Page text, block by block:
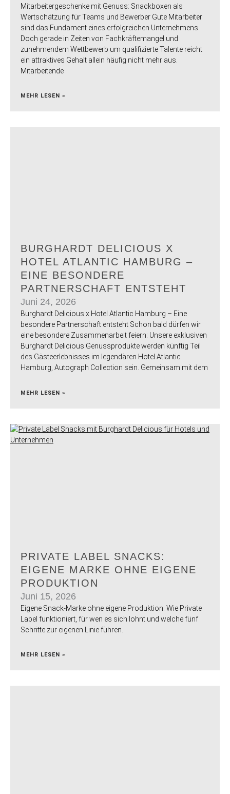
Mitarbeitergeschenke mit Genuss: Snackboxen als
Wertschätzung für Teams und Bewerber Gute Mitarbeiter
sind das Fundament eines erfolgreichen Unternehmens.
Doch gerade in Zeiten von Fachkräftemangel und
zunehmendem Wettbewerb um qualifizierte Talente reicht
ein attraktives Gehalt allein häufig nicht mehr aus.
Mitarbeitende
MEHR LESEN »
BURGHARDT DELICIOUS X
HOTEL ATLANTIC HAMBURG –
EINE BESONDERE
PARTNERSCHAFT ENTSTEHT
Juni 24, 2026
Burghardt Delicious x Hotel Atlantic Hamburg – Eine
besondere Partnerschaft entsteht Schon bald dürfen wir
eine besondere Zusammenarbeit feiern: Unsere exklusiven
Burghardt Delicious Genussprodukte werden künftig Teil
des Gästeerlebnisses im legendären Hotel Atlantic
Hamburg, Autograph Collection sein. Gemeinsam mit dem
MEHR LESEN »
PRIVATE LABEL SNACKS:
EIGENE MARKE OHNE EIGENE
PRODUKTION
Juni 15, 2026
Eigene Snack-Marke ohne eigene Produktion: Wie Private
Label funktioniert, für wen es sich lohnt und welche fünf
Schritte zur eigenen Linie führen.
MEHR LESEN »